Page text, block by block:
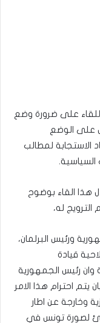
على ضرورة وضع
على الوضع
الاستجابة لمطالب
السياسية.
هذا القاء بوضوح
له،
ورئيس البرلمان،
قيادة
وان رئيس الجمهورية
يتم احترام هذا الامر
وخارجة عن اطار
لصورة تونس في